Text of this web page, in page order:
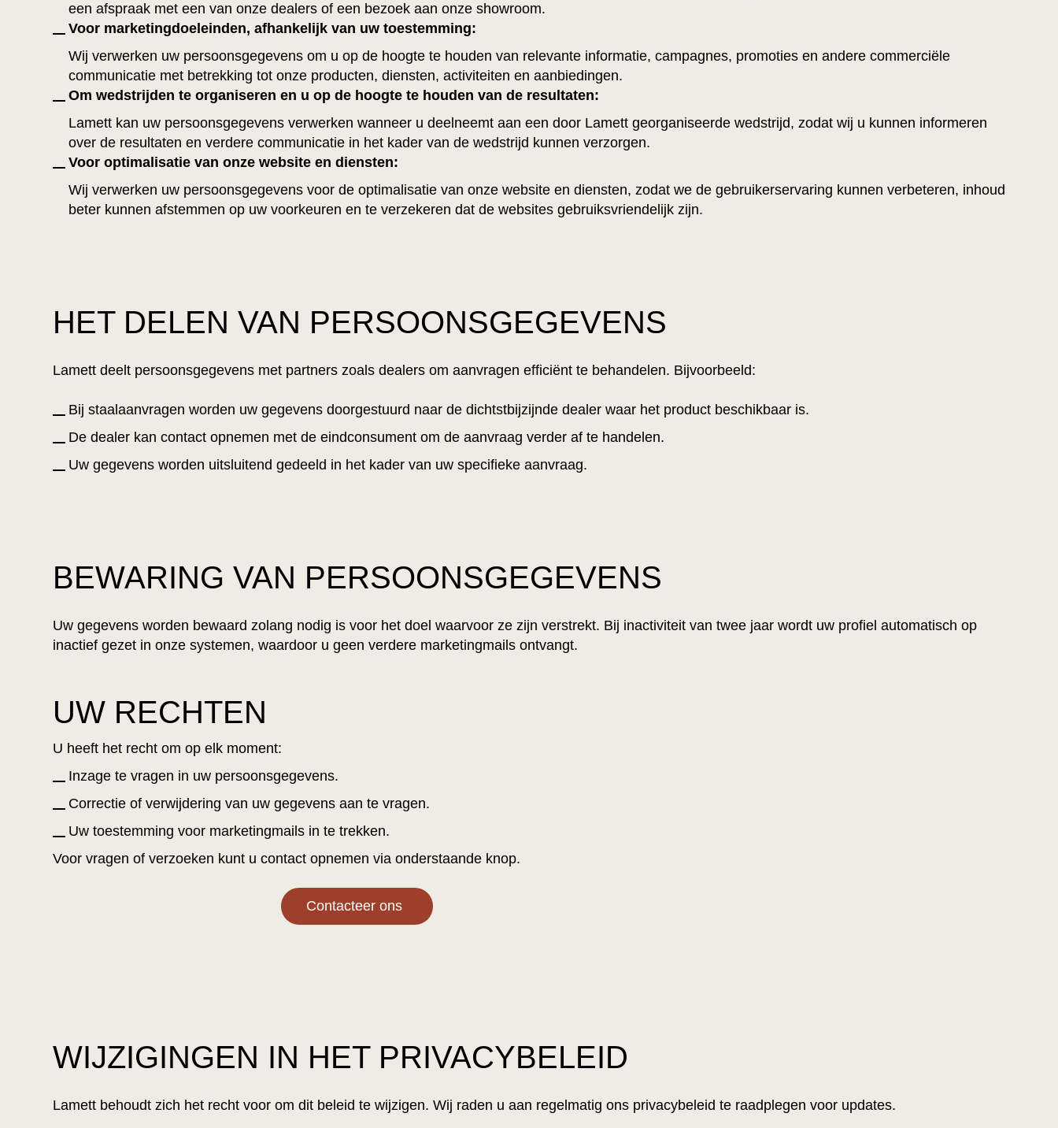
een afspraak met een van onze dealers of een bezoek aan onze showroom.
Voor marketingdoeleinden, afhankelijk van uw toestemming:
Wij verwerken uw persoonsgegevens om u op de hoogte te houden van relevante informatie, campagnes, promoties en andere commerciële
communicatie met betrekking tot onze producten, diensten, activiteiten en aanbiedingen.
Om wedstrijden te organiseren en u op de hoogte te houden van de resultaten:
Lamett kan uw persoonsgegevens verwerken wanneer u deelneemt aan een door Lamett georganiseerde wedstrijd, zodat wij u kunnen informeren
over de resultaten en verdere communicatie in het kader van de wedstrijd kunnen verzorgen.
Voor optimalisatie van onze website en diensten:
Wij verwerken uw persoonsgegevens voor de optimalisatie van onze website en diensten, zodat we de gebruikerservaring kunnen verbeteren, inhoud
beter kunnen afstemmen op uw voorkeuren en te verzekeren dat de websites gebruiksvriendelijk zijn.
HET DELEN VAN PERSOONSGEGEVENS
Lamett deelt persoonsgegevens met partners zoals dealers om aanvragen efficiënt te behandelen. Bijvoorbeeld:
Bij staalaanvragen worden uw gegevens doorgestuurd naar de dichtstbijzijnde dealer waar het product beschikbaar is.
De dealer kan contact opnemen met de eindconsument om de aanvraag verder af te handelen.
Uw gegevens worden uitsluitend gedeeld in het kader van uw specifieke aanvraag.
BEWARING VAN PERSOONSGEGEVENS
Uw gegevens worden bewaard zolang nodig is voor het doel waarvoor ze zijn verstrekt. Bij inactiviteit van twee jaar wordt uw profiel automatisch op
inactief gezet in onze systemen, waardoor u geen verdere marketingmails ontvangt.
UW RECHTEN
U heeft het recht om op elk moment:
Inzage te vragen in uw persoonsgegevens.
Correctie of verwijdering van uw gegevens aan te vragen.
Uw toestemming voor marketingmails in te trekken.
Voor vragen of verzoeken kunt u contact opnemen via onderstaande knop.
Contacteer ons
WIJZIGINGEN IN HET PRIVACYBELEID
Lamett behoudt zich het recht voor om dit beleid te wijzigen. Wij raden u aan regelmatig ons privacybeleid te raadplegen voor updates.